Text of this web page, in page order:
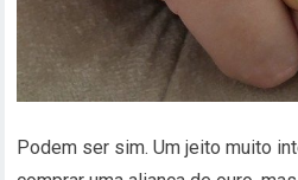
Podem ser sim. Um jeito muito